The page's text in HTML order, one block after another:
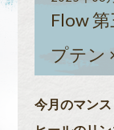
Flow
プテン
今月のマン